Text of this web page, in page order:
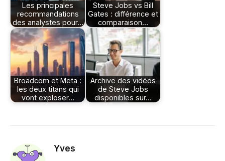
Les principales
recommandations
des analystes pour…
Steve Jobs vs Bill
Gates : différence et
comparaison…
Broadcom et Meta :
les deux titans qui
vont exploser…
Archive des vidéos
de Steve Jobs
disponibles sur…
Yves